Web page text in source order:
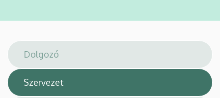
Arany
János
téri
feladatellátási
hely